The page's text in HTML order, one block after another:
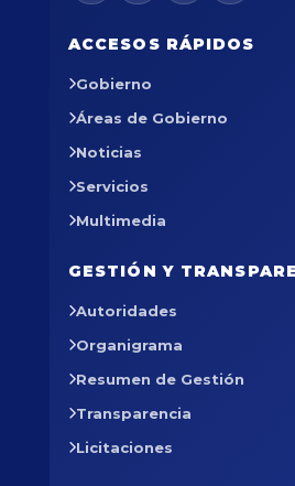
ACCESOS RÁPIDOS
Gobierno
Áreas de Gobierno
Noticias
Servicios
Multimedia
GESTIÓN Y
Autoridades
Organigrama
Resumen de Gestión
Transparencia
Licitaciones